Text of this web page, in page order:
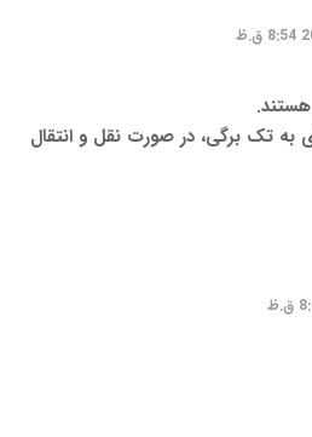
هستند.
تک برگی، در صورت نقل و انتقال